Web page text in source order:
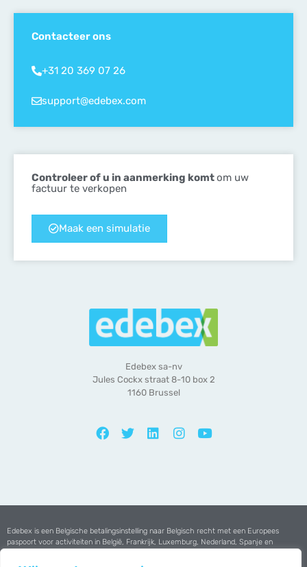
Contacteer ons
+31 20 369 07 26
support@edebex.com
Controleer of u in aanmerking komtom uw
factuur te verkopen
Maak een simulatie
Edebex sa-nv
Jules Cockx straat 8-10 box 2
1160 Brussel
Edebex is een Belgische betalingsinstelling naar Belgisch recht met een Europees
paspoort voor activiteiten in België, Frankrijk, Luxemburg, Nederland, Spanje en